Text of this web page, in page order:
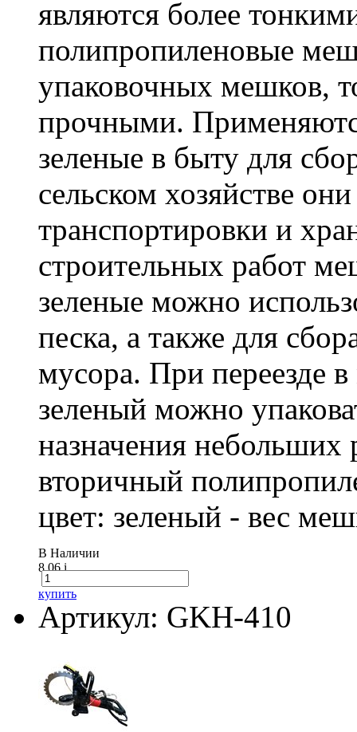
являются более
полипропиленовые
упаковочных мешков,
прочными.
зеленые в быту для
сельском хозяйстве
транспортировки и
строительных работ
зеленые можно
песка, а также для
мусора. При переезде
зеленый можно
назначения небольших
вторичный
цвет: зеленый - вес
В Наличии
8.06i
купить
Артикул: GKH-410